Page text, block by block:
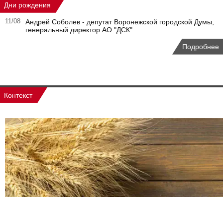
Дни рождения
11/08
Андрей Соболев - депутат Воронежской городской Думы,
генеральный директор АО "ДСК"
Подробнее
Контекст